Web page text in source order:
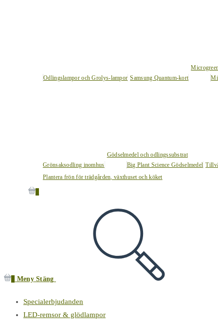
Odlingslampor och Grolys-lampor Samsung Quantum-kort
Grönsaksodling inomhus
Gödselmedel och odlingssubstrat
Big Plant Science Gödselmedel
Plantera frön för trädgården, växthuset och köket
Meny Stäng
Specialerbjudanden
LED-remsor & glödlampor